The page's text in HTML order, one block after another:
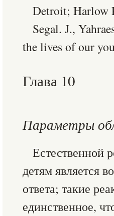
Detroit; Harlow
Segal. J.,
the lives of our
Глава 10
Параметры
Естественной
детям является
ответа; такие
единственное,